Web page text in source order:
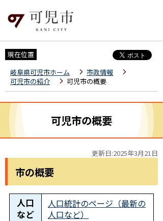
現在位置
岐阜県可児市ホーム
市政情報
可児市の紹介
可児市の概要
可児市の概要
更新日:2025年3月21日
市の概要
人口
など
人口統計のページ（最新の
人口など）